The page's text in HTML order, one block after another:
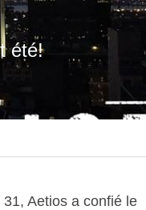
été!
Aetios a confié le